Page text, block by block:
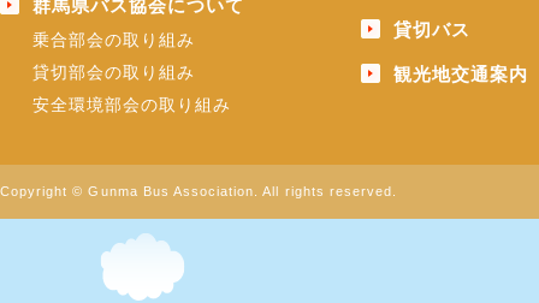
群馬県バス協会について
乗合部会の取り組み
貸切部会の取り組み
安全環境部会の取り組み
貸切バス
観光地交通案内
Copyright © Gunma Bus Association. All rights reserved.